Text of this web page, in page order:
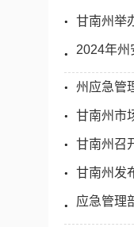
甘南州举
2024年州
州应急管
甘南州市
甘南州召
甘南州发
应急管理